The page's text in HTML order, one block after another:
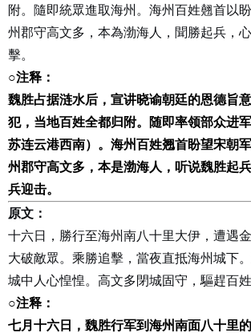
附。隨即統眾進取海州。海州百姓翹首以
州郡守高文多，本為渤海人，聞勝起兵，
擊。
○注释：
魏胜占据涟水后，宣讲晓谕朝廷的恩德旨
犯，当地百姓全都归附。随即率领部众进
苏连云港西南）。海州百姓翘首盼望宋朝
州郡守高文多，本是渤海人，听说魏胜起
兵迎击。
原文：
十六日，勝行至海州南八十里大伊，遭遇
大破敵眾。乘勝追擊，當夜直抵海州城下
城中人心惶惶。高文多閉城固守，驅趕百姓
○注释：
七月十六日，魏胜行军到海州南面八十里